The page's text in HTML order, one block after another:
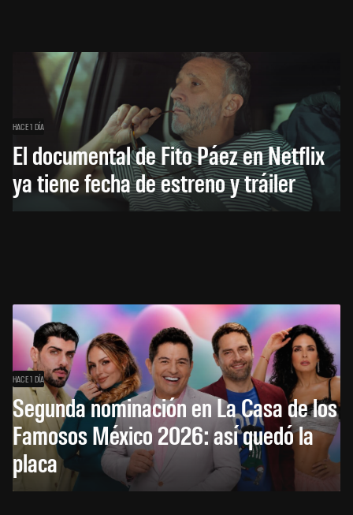
HACE 1 DÍA
El documental de Fito Páez en Netflix
ya tiene fecha de estreno y tráiler
HACE 1 DÍA
Segunda nominación en La Casa de los
Famosos México 2026: así quedó la
placa